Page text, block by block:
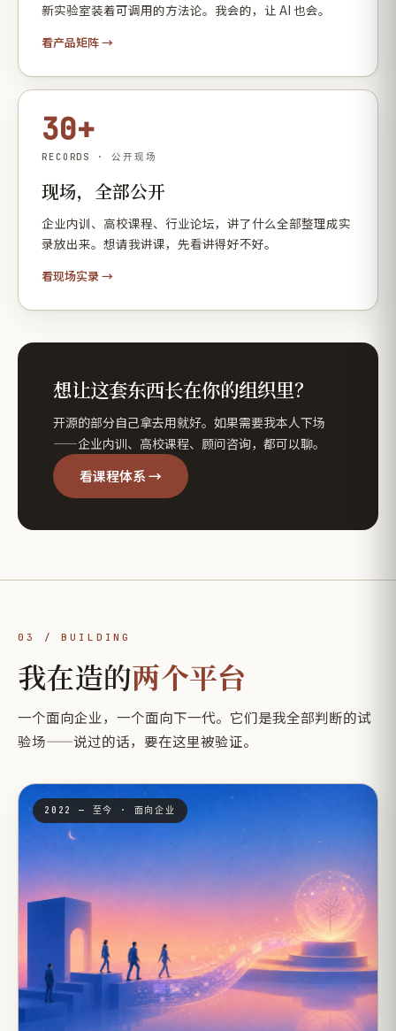
新实验室装着可调用的方法论。我会的，让 AI 也会。
看产品矩阵 →
30+
RECORDS · 公开现场
现场，全部公开
企业内训、高校课程、行业论坛，讲了什么全部整理成实
录放出来。想请我讲课，先看讲得好不好。
看现场实录 →
想让这套东西长在你的组织里？
开源的部分自己拿去用就好。如果需要我本人下场
——企业内训、高校课程、顾问咨询，都可以聊。
看课程体系 →
03 / BUILDING
我在造的两个平台
一个面向企业，一个面向下一代。它们是我全部判断的试
验场——说过的话，要在这里被验证。
2022 — 至今 · 面向企业